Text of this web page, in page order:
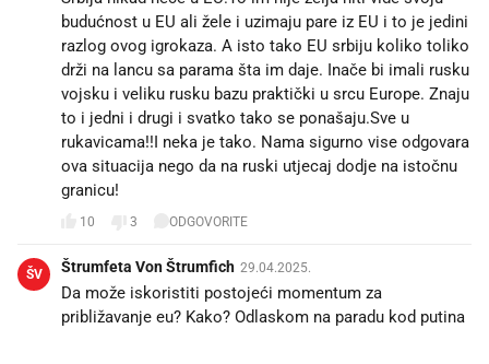
budućnost u EU ali žele i uzimaju pare iz EU i to je jedini
razlog ovog igrokaza. A isto tako EU srbiju koliko toliko
drži na lancu sa parama šta im daje. Inače bi imali rusku
vojsku i veliku rusku bazu praktički u srcu Europe. Znaju
to i jedni i drugi i svatko tako se ponašaju.Sve u
rukavicama!!I neka je tako. Nama sigurno vise odgovara
ova situacija nego da na ruski utjecaj dodje na istočnu
granicu!
10 3 ODGOVORITE
ŠV Štrumfeta Von Štrumfich 29.04.2025.
Da može iskoristiti postojeći momentum za
približavanje eu? Kako? Odlaskom na paradu kod putina